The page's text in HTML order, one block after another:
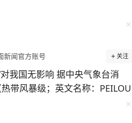
新闻官方账号 关注
我国无影响 据中央气象台消
带风暴级；英文名称：PEILOU
一种澳门常见的候鸟）已于8月